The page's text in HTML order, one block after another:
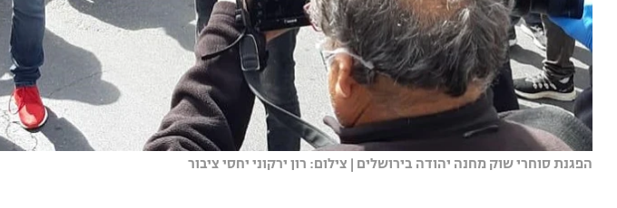
הפגנת סוחרי שוק מחנה יהודה בירושלים | צילום: רון ירקוני יחסי ציבור